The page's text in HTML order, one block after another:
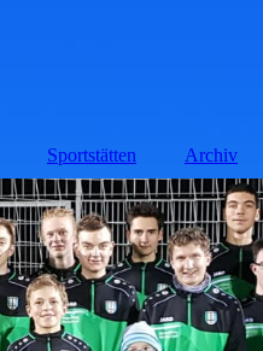
Sportstätten Archiv